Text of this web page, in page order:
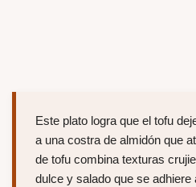
Este plato logra que el tofu
a una costra de almidón que
de tofu combina texturas
dulce y salado que se adhiere